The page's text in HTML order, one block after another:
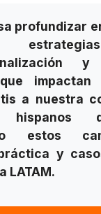
profundizar
y
a nuestra
hispanos
estos
y
LATAM.